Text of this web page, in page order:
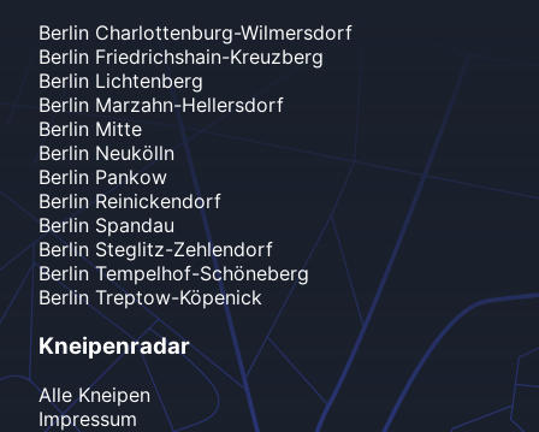
Kneipenradar
Alle Kneipen
Impressum
Berlin Charlottenburg-Wilmersdorf
Berlin Friedrichshain-Kreuzberg
Berlin Lichtenberg
Berlin Marzahn-Hellersdorf
Berlin Mitte
Berlin Neukölln
Berlin Pankow
BerlinReinickendorf
Berlin Spandau
Berlin Steglitz-Zehlendorf
BerlinTempelhof-Schöneberg
Berlin Treptow-Köpenick